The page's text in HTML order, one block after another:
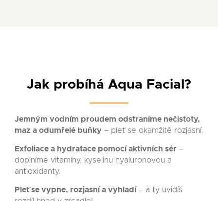
Jak probíhá Aqua Facial?
Jemným vodním proudem odstraníme nečistoty,
maz a odumřelé buňky – pleť se okamžitě rozjasní.
Exfoliace a hydratace pomocí aktivních sér –
doplníme vitamíny, kyselinu hyaluronovou a
antioxidanty.
Pleť se vypne, rozjasní a vyhladí – a ty uvidíš